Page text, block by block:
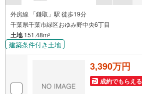
外房線 「鎌取」駅 徒歩19分
千葉県千葉市緑区おゆみ野中央6丁目
土地151.48m2
建築条件付き土地
3,390万円
成約でもらえる